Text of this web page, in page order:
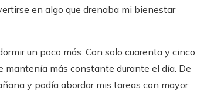
en algo que drenaba mi bienestar
un poco más. Con solo cuarenta y cinco
mantenía más constante durante el día. De
y podía abordar mis tareas con mayor